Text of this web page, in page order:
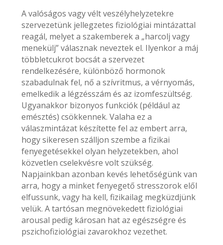
A valóságos vagy vélt veszélyhelyzetekre
szervezetünk jellegzetes fiziológiai mintázattal
reagál, melyet a szakemberek a „harcolj vagy
menekülj” válasznak neveztek el. Ilyenkor a máj
többletcukrot bocsát a szervezet
rendelkezésére, különböző hormonok
szabadulnak fel, nő a szívritmus, a vérnyomás,
emelkedik a légzésszám és az izomfeszültség.
Ugyanakkor bizonyos funkciók (például az
emésztés) csökkennek. Valaha ez a
válaszmintázat készítette fel az embert arra,
hogy sikeresen szálljon szembe a fizikai
fenyegetésekkel olyan helyzetekben, ahol
közvetlen cselekvésre volt szükség.
Napjainkban azonban kevés lehetőségünk van
arra, hogy a minket fenyegető stresszorok elől
elfussunk, vagy ha kell, fizikailag megküzdjünk
velük. A tartósan megnövekedett fiziológiai
arousal pedig károsan hat az egészségre és
pszichofiziológiai zavarokhoz vezethet.